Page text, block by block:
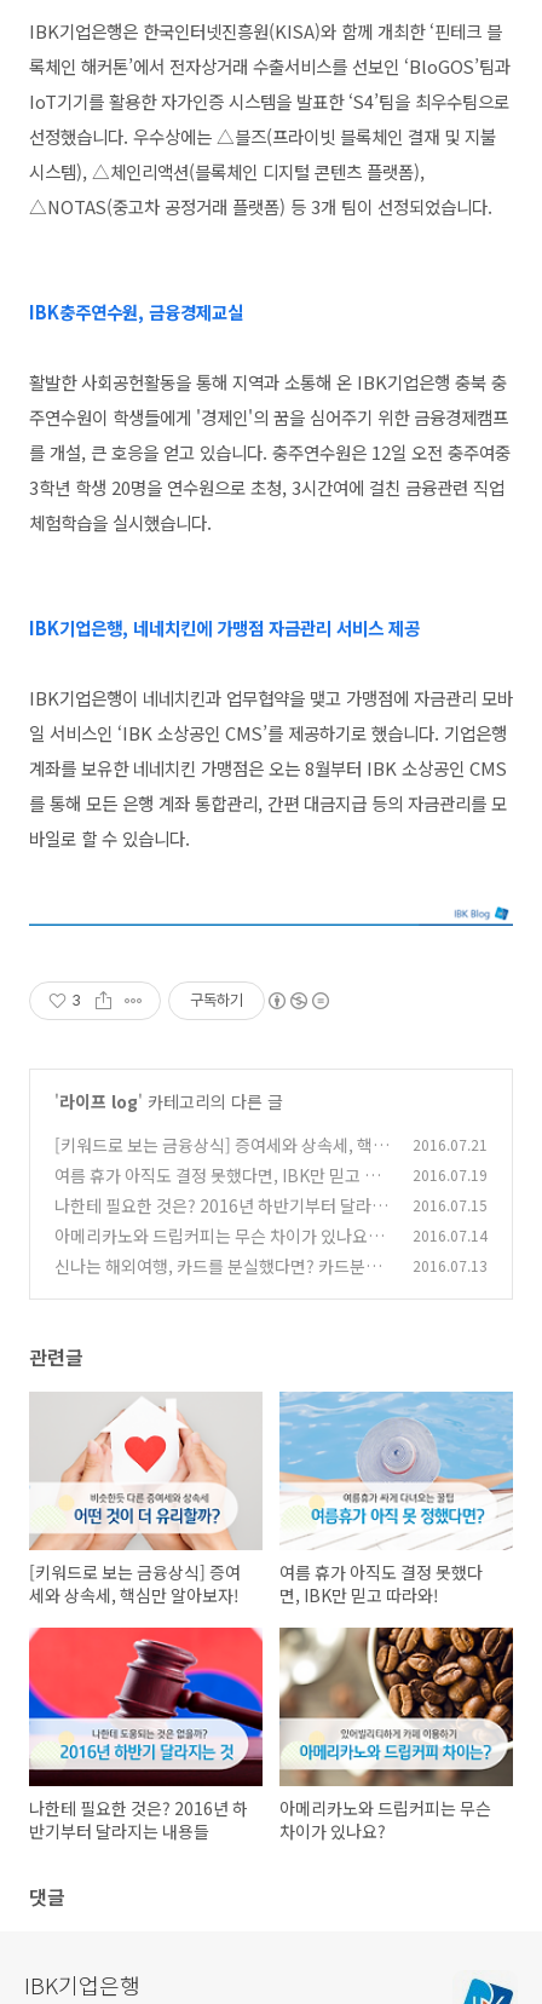
IBK기업은행은 한국인터넷진흥원(KISA)와 함께 개최한 ‘핀테크 블
록체인 해커톤’에서 전자상거래 수출서비스를 선보인 ‘BloGOS’팀과
IoT기기를 활용한 자가인증 시스템을 발표한 ‘S4’팀을 최우수팀으로
선정했습니다. 우수상에는 △블즈(프라이빗 블록체인 결재 및 지불
시스템), △체인리액션(블록체인 디지털 콘텐츠 플랫폼),
△NOTAS(중고차 공정거래 플랫폼) 등 3개 팀이 선정되었습니다.
IBK충주연수원, 금융경제교실
활발한 사회공헌활동을 통해 지역과 소통해 온 IBK기업은행 충북 충
주연수원이 학생들에게 '경제인'의 꿈을 심어주기 위한 금융경제캠프
를 개설, 큰 호응을 얻고 있습니다. 충주연수원은 12일 오전 충주여중
3학년 학생 20명을 연수원으로 초청, 3시간여에 걸친 금융관련 직업
체험학습을 실시했습니다.
IBK기업은행, 네네치킨에 가맹점 자금관리 서비스 제공
IBK기업은행이 네네치킨과 업무협약을 맺고 가맹점에 자금관리 모바
일 서비스인 ‘IBK 소상공인 CMS’를 제공하기로 했습니다. 기업은행
계좌를 보유한 네네치킨 가맹점은 오는 8월부터 IBK 소상공인 CMS
를 통해 모든 은행 계좌 통합관리, 간편 대금지급 등의 자금관리를 모
바일로 할 수 있습니다.
3 구독하기
'라이프 log' 카테고리의 다른 글
[키워드로 보는 금융상식] 증여세와 상속세, 핵심
만 알아보자!
(0)
2016.07.21
여름 휴가 아직도 결정 못했다면, IBK만 믿고 따
라와! (0)
2016.07.19
나한테 필요한 것은? 2016년 하반기부터 달라지
는 내용들 (0)
2016.07.15
아메리카노와 드립커피는 무슨 차이가 있나요?
(0)
2016.07.14
신나는 해외여행, 카드를 분실했다면? 카드분실
2016.07.13
관련글
[키워드로 보는 금융상식] 증여
세와 상속세, 핵심만 알아보자!
여름 휴가 아직도 결정 못했다
면, IBK만 믿고 따라와!
나한테 필요한 것은? 2016년 하
반기부터 달라지는 내용들
아메리카노와 드립커피는 무슨
차이가 있나요?
댓글
IBK기업은행